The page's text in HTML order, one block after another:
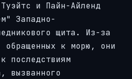
и Пайн-Айленд
Западно-
щита. Из-за
обращенных к морю, они
последствиям
вызванного